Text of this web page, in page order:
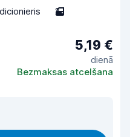
2
5,19 €
dienā
Bezmaksas atcelšana